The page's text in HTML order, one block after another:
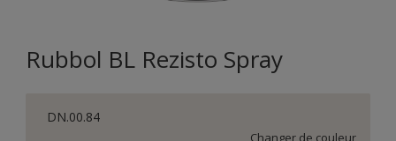
Rubbol BL Rezisto Spray
DN.00.84
Changer de couleur